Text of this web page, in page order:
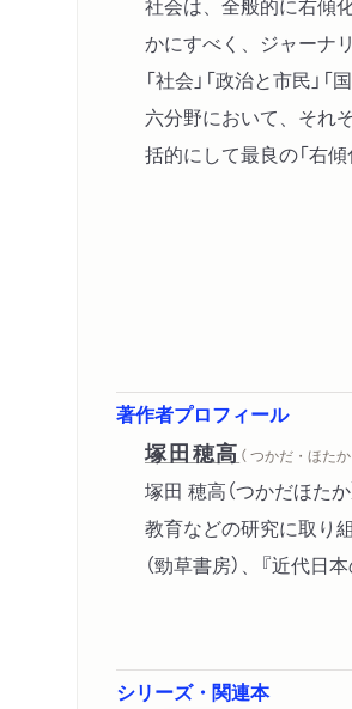
かにすべく、ジャーナ
「社会」「政治と市民」
六分野において、それ
括的にして最良の「右傾
著作者プロフィール
塚田穂高 （ つかだ・ほたか
塚田 穂高（つかだほた
教育などの研究に取り
（勁草書房）、『近代日
シリーズ・関連本